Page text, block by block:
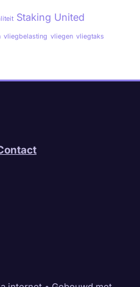
Staking United
vliegbelasting vliegen vliegtaks